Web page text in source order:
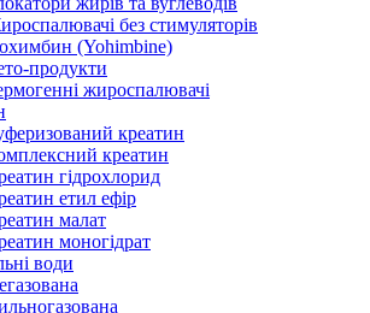
без стимуляторів
(Yohimbine)
продукти
жироспалювачі
креатин
креатин
гідрохлорид
етил ефір
малат
моногідрат
води